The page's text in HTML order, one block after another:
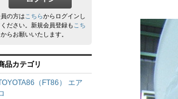
の方はこちらからログインし
ださい。新規会員登録もこち
からお願いいたします。
品カテゴリ
（FT86） エア